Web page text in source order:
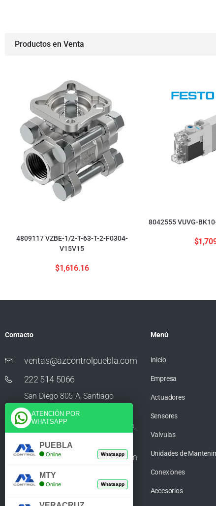
Productos en Venta
4809117 VZBE-1/2-T-63-T-2-F0304-
V15V15
$1,616.16
8042555 VUVG-
$
Contacto
ventas@azcontrolpuebla.com
222 514 5066
San Diego 805-A, Santiago
Momoxpan, Residencial San
Diego los Sauces, 72750 Cholula,
Puebla
ventas@azcontrolpuebla.com
272 282 8890
Poniente. 7 469, Centro, 94370
Menú
Inicio
Empresa
Actuadores
Sensores
Valvulas
Unidades de
Conexiones
Accesorios
ATENCIÓN POR
WHATSAPP
PUEBLA
Online Whatsapp
MTY
Online Whatsapp